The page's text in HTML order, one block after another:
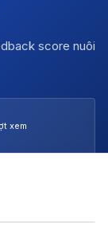
score nuôi
xem